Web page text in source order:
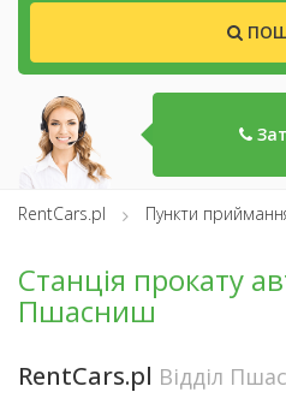
RentCars.pl Пункти
Станція прокату
Пшасниш
RentCars.pl Відділ